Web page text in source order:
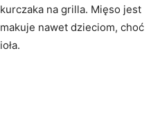
na grilla. Mięso jest
nawet dzieciom, choć